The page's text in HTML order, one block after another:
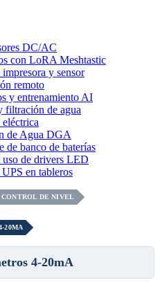
DC/AC
con LoRA Meshtastic
y sensor
remoto
y entrenamiento AI
filtración de agua
de Agua DGA
de banco de baterías
uso de drivers LED
en tableros
CONTROL DE NIVEL
20MA
4-20mA